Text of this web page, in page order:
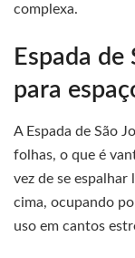
complexa.
Espada de
para
A Espada de São
folhas, o que é
vez de se espalhar
cima, ocupando
uso em cantos